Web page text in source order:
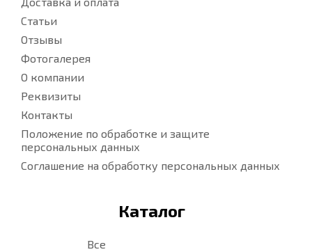
Статьи
Отзывы
Фотогалерея
О компании
Реквизиты
Контакты
Положение по обработке и защите
персональных данных
Соглашение на обработку персональных данных
Каталог
Все